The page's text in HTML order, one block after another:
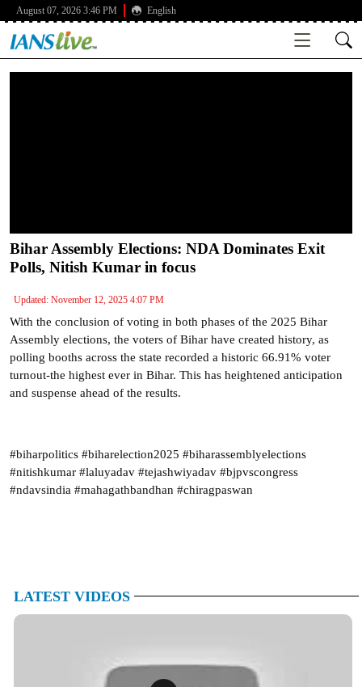
August 07, 2026 3:46 PM English
Bihar Assembly Elections: NDA Dominates Exit
Polls, Nitish Kumar in focus
Updated: November 12, 2025 4:07 PM
With the conclusion of voting in both phases of the 2025 Bihar
Assembly elections, the voters of Bihar have created history, as
polling booths across the state recorded a historic 66.91% voter
turnout-the highest ever in Bihar. This has heightened anticipation
and suspense ahead of the results.
#biharpolitics #biharelection2025 #biharassemblyelections
#nitishkumar #laluyadav #tejashwiyadav #bjpvscongress
#ndavsindia #mahagathbandhan #chiragpaswan
LATEST VIDEOS